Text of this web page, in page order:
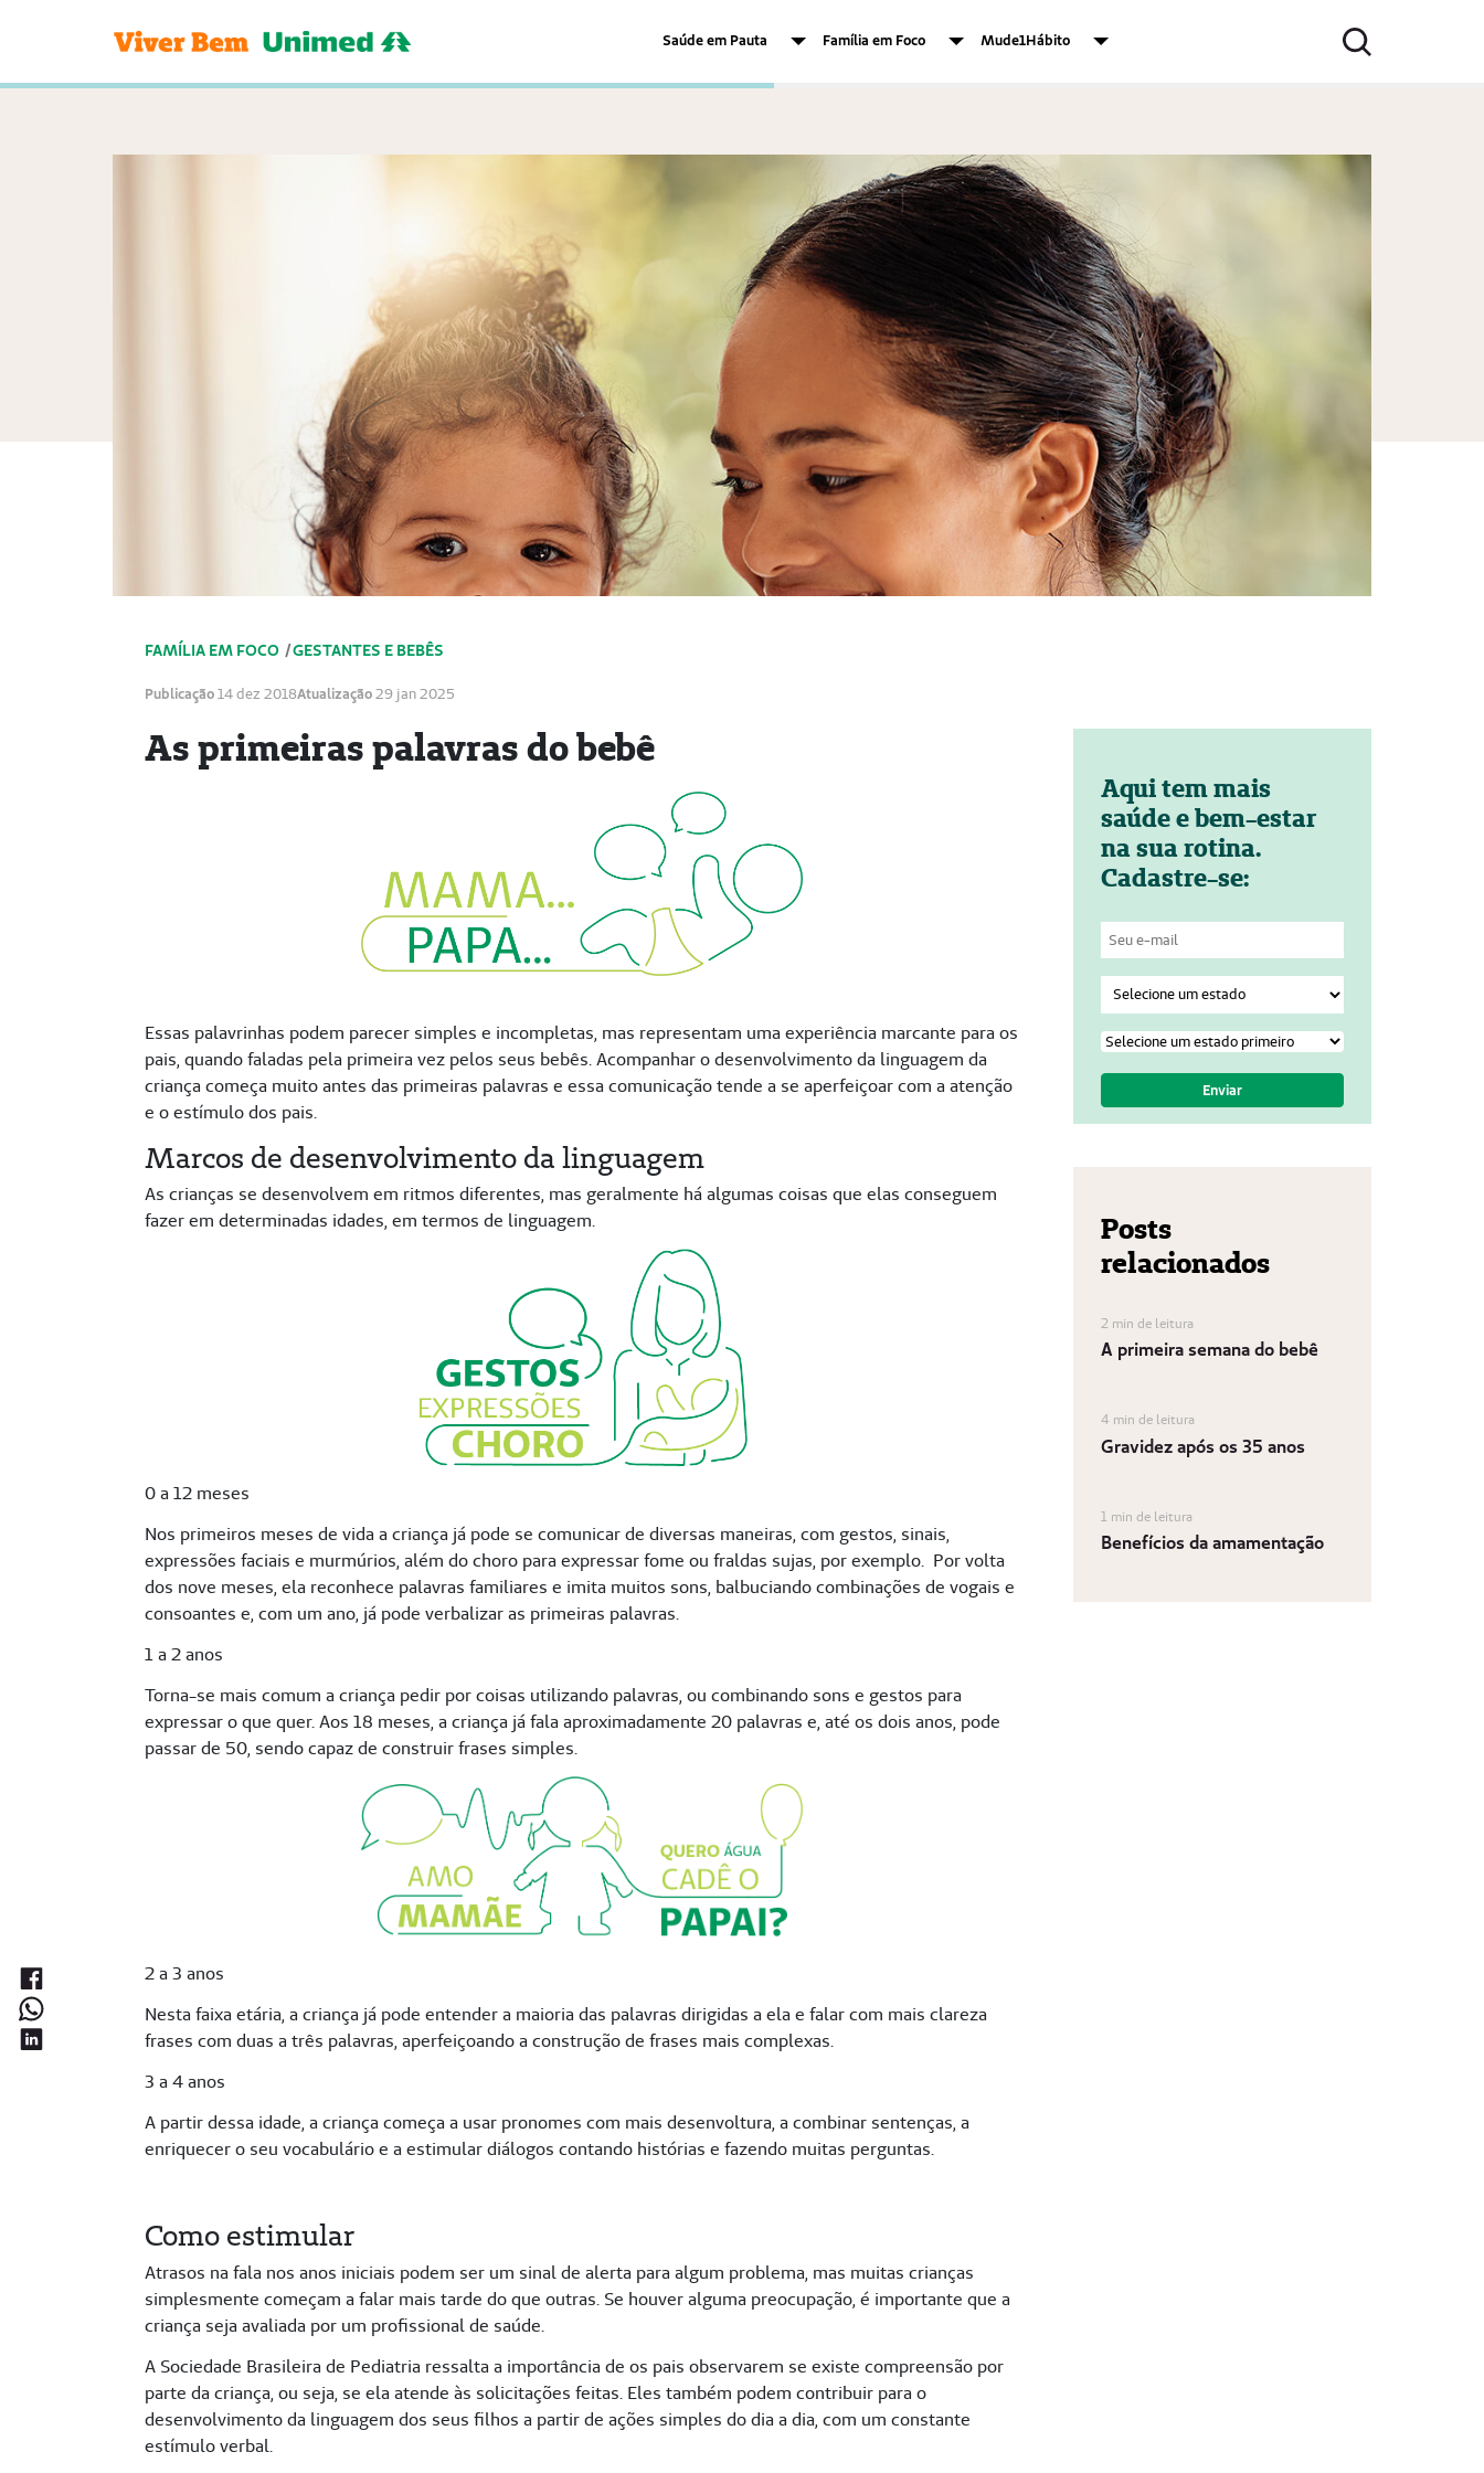
Saúde em Pauta Família em Foco Mude1Hábito
FAMÍLIA EM FOCO /GESTANTES E BEBÊS
Publicação14 dez 2018Atualização29 jan 2025
As primeiras palavras do bebê
Essas palavrinhas podem parecer simples e incompletas, mas representam uma experiência marcante para os
pais, quando faladas pela primeira vez pelos seus bebês. Acompanhar o desenvolvimento da linguagem da
criança começa muito antes das primeiras palavras e essa comunicação tende a se aperfeiçoar com a atenção
e o estímulo dos pais.
Marcos de desenvolvimento da linguagem
As crianças se desenvolvem em ritmos diferentes, mas geralmente há algumas coisas que elas conseguem
fazer em determinadas idades, em termos de linguagem.
0 a 12 meses
Nos primeiros meses de vida a criança já pode se comunicar de diversas maneiras, com gestos, sinais,
expressões faciais e murmúrios, além do choro para expressar fome ou fraldas sujas, por exemplo. Por volta
dos nove meses, ela reconhece palavras familiares e imita muitos sons, balbuciando combinações de vogais e
consoantes e, com um ano, já pode verbalizar as primeiras palavras.
1 a 2 anos
Torna-se mais comum a criança pedir por coisas utilizando palavras, ou combinando sons e gestos para
expressar o que quer. Aos 18 meses, a criança já fala aproximadamente 20 palavras e, até os dois anos, pode
passar de 50, sendo capaz de construir frases simples.
2 a 3 anos
Nesta faixa etária, a criança já pode entender a maioria das palavras dirigidas a ela e falar com mais clareza
frases com duas a três palavras, aperfeiçoando a construção de frases mais complexas.
3 a 4 anos
A partir dessa idade, a criança começa a usar pronomes com mais desenvoltura, a combinar sentenças, a
enriquecer o seu vocabulário e a estimular diálogos contando histórias e fazendo muitas perguntas.
Como estimular
Atrasos na fala nos anos iniciais podem ser um sinal de alerta para algum problema, mas muitas crianças
simplesmente começam a falar mais tarde do que outras. Se houver alguma preocupação, é importante que a
criança seja avaliada por um profissional de saúde.
A Sociedade Brasileira de Pediatria ressalta a importância de os pais observarem se existe compreensão por
parte da criança, ou seja, se ela atende às solicitações feitas. Eles também podem contribuir para o
desenvolvimento da linguagem dos seus filhos a partir de ações simples do dia a dia, com um constante
estímulo verbal.
Aqui tem mais
saúde e bem-estar
na sua rotina.
Cadastre-se:
Posts
relacionados
2 min de leitura
A primeira semana do bebê
4 min de leitura
Gravidez após os 35 anos
1 min de leitura
Benefícios da amamentação